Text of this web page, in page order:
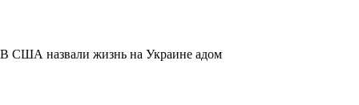
В США назвали жизнь на Украине адом